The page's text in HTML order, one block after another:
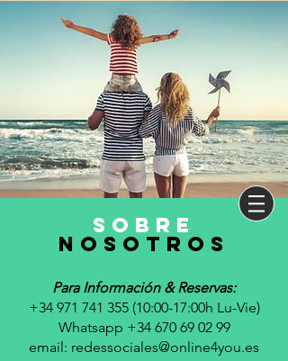
sobre
nosotros
Para Información & Reservas:
+34 971 741 355 (10:00-17:00h Lu-Vie)
Whatsapp +34 670 69 02 99
email: redessociales@online4you.es